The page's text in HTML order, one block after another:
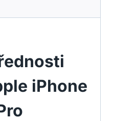
iPhone